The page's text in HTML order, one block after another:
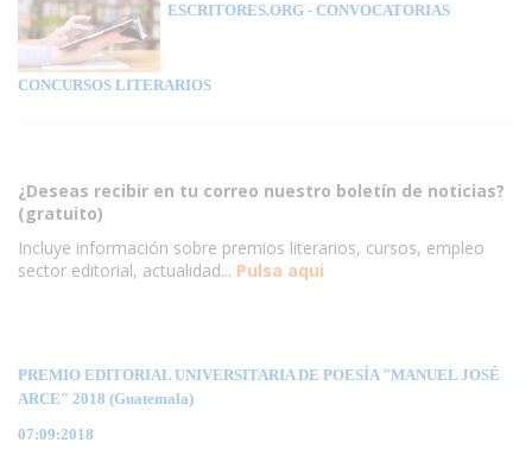
ESCRITORES.ORG - CONVOCATORIAS
CONCURSOS LITERARIOS
¿Deseas recibir en tu correo nuestro boletín de noticias?
(gratuito)
Incluye información sobre premios literarios, cursos, empleo
sector editorial, actualidad... Pulsa aqui
PREMIO EDITORIAL UNIVERSITARIA DE POESÍA "MANUEL JOSÉ
ARCE" 2018 (Guatemala)
07:09:2018